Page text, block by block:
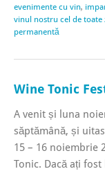
evenimente cu vin,
vinul nostru cel de toate
permanentă
Wine Tonic
A venit și luna
săptămână, și
15 – 16 noiembrie
Tonic. Dacă ați